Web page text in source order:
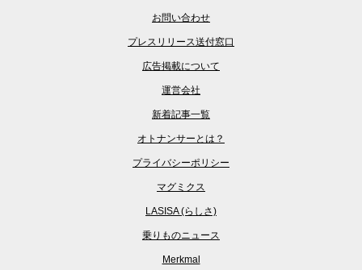
お問い合わせ
プレスリリース送付窓口
広告掲載について
運営会社
新着記事一覧
オトナンサーとは？
プライバシーポリシー
マグミクス
LASISA (らしさ)
乗りものニュース
Merkmal